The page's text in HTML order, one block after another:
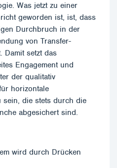
Was jetzt zu einer
geworden ist, ist, dass
Durchbruch in der
von Transfer-
Damit setzt das
Engagement und
der qualitativ
horizontale
sein, die stets durch die
abgesichert sind.
wird durch Drücken